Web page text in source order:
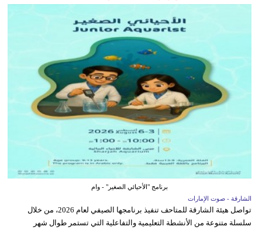
برنامج "الأحيائي الصغير" - وام
الشارقة - صوت الإمارات
تواصل هيئة الشارقة للمتاحف تنفيذ برنامجها الصيفي لعام 2026، من خلال
سلسلة متنوعة من الأنشطة التعليمية والتفاعلية التي تستمر طوال شهر